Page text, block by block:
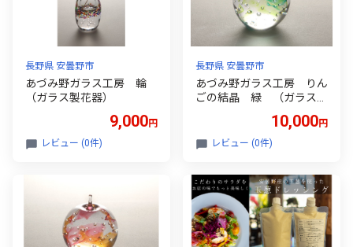
長野県 安曇野市
あづみ野ガラス工房 輪
（ガラス製花器）
9,000円
レビュー (0件)
長野県 安曇野市
あづみ野ガラス工房 りん
ごの結晶 緑 （ガラス製
10,000円
レビュー (0件)